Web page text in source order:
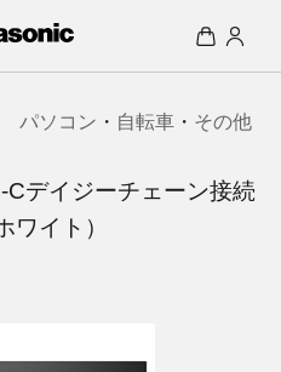
パソコン ・ 自転車 ・ その他
デイジーチェーン接続
ワイト）